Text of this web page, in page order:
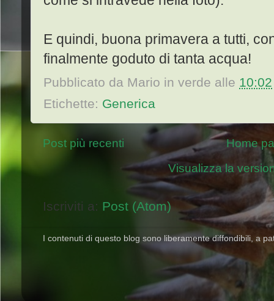
E quindi, buona primavera a tutti,
finalmente goduto di tanta acqua!
Pubblicato da Mario in verde alle 10:02
Etichette: Generica
Post più recenti
Home
Visualizza la
Iscriviti a: Post (Atom)
I contenuti di questo blog sono liberamente diffondibili, a